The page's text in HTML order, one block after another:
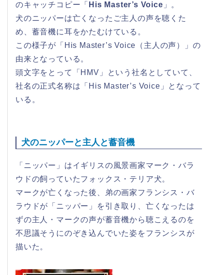
のキャッチコピー「 His Master’s Voice 」。
犬のニッパーは亡くなったご主人の声を聴くた
め、蓄音機に耳をかたむけている。
この様子が「His Master’s Voice（主人の声）」の
由来となっている。
頭文字をとって「HMV」という社名としていて、
社名の正式名称は「His Master’s Voice」となって
いる。
犬のニッパーと主人と蓄音機
「ニッパー」はイギリスの風景画家マーク・バラ
ウドの飼っていたフォックス・テリア犬。
マークが亡くなった後、弟の画家フランシス・バ
ラウドが「ニッパー」を引き取り、亡くなったは
ずの主人・マークの声が蓄音機から聴こえるのを
不思議そうにのぞき込んでいた姿をフランシスが
描いた。